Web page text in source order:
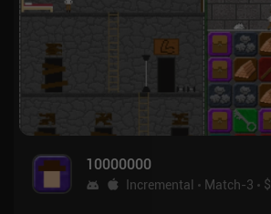
10000000
Incremental Match-3